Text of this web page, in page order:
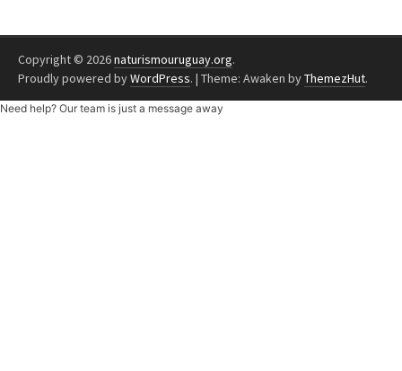
Copyright © 2026naturismouruguay.org.
Proudly powered byWordPress. | Theme: Awaken byThemezHut.
Need help? Our team is just a message away